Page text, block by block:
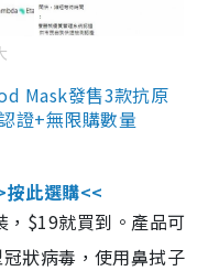
Mask發售3款抗原
證+無限購數量
按此選購<<
，$19就買到。產品可
狀病毒，使用鼻拭子